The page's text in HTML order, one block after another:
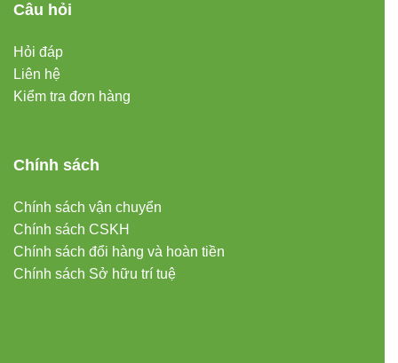
Câu hỏi
Hỏi đáp
Liên hệ
Kiểm tra đơn hàng
Chính sách
Chính sách vận chuyển
Chính sách CSKH
Chính sách đổi hàng và hoàn tiền
Chính sách Sở hữu trí tuệ